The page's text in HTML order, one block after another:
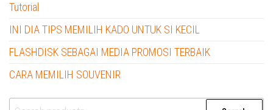
Tutorial
INI DIA TIPS MEMILIH KADO UNTUK SI KECIL
FLASHDISK SEBAGAI MEDIA PROMOSI TERBAIK
CARA MEMILIH SOUVENIR
Search